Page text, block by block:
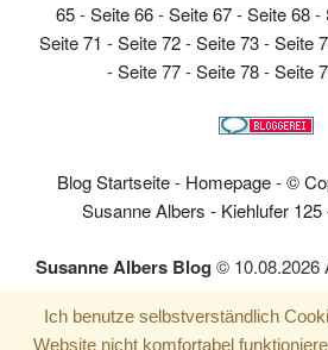
65-Seite 66-Seite 67-Seite 68-
Seite 71 -Seite 72-Seite 73-Seite
-Seite 77-Seite 78-Seite
Blog Startseite- Homepage-©
Susanne Albers - Kiehlufer
Susanne Albers Blog © 10.08.2026
Ich benutze selbstverständlich
Website nicht komfortabel